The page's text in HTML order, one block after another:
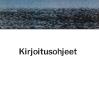
Kirjoitusohjeet